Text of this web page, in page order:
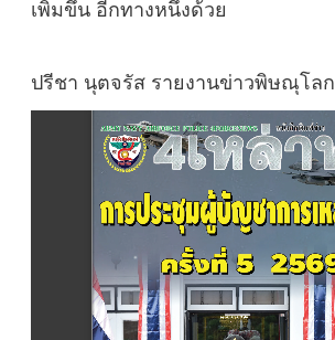
เพิ่มขึ้น อีกทางหนึ่งด้วย
ปรีชา นุตจรัส รายงานข่าวพิษณุโลก